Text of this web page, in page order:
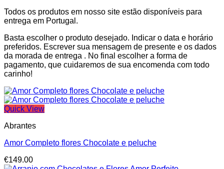
Todos os produtos em nosso site estão disponíveis para
entrega em Portugal.
Basta escolher o produto desejado. Indicar o data e horário
preferidos. Escrever sua mensagem de presente e os dados
da morada de entrega . No final escolher a forma de
pagamento, que cuidaremos de sua encomenda com todo
carinho!
Quick View
Abrantes
Amor Completo flores Chocolate e peluche
€149.00